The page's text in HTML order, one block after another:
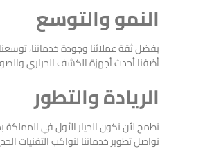
النمو والتوسع
بفضل ثقة عملائنا وجودة خدماتنا،
أضفنا أحدث أجهزة الكشف الحراري
الريادة والتطور
نطمح لأن نكون الخيار الأول في
نواصل تطوير خدماتنا لنواكب التقنيات